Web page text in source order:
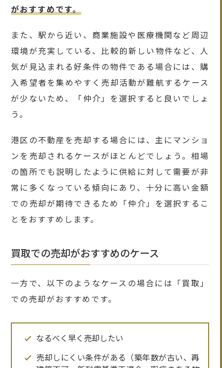
がおすすめです。
また、駅から近い、商業施設や医療機関など周辺
環境が充実している、比較的新しい物件など、人
気が見込まれる好条件の物件である場合には、購
入希望者を集めやすく売却活動が難航するケース
が少ないため、「仲介」を選択すると良いでしょ
う。
港区の不動産を売却する場合には、主にマンショ
ンを売却されるケースがほとんどでしょう。相場
の箇所でも説明したように供給に対して需要が非
常に多くなっている傾向にあり、十分に高い金額
での売却が期待できるため「仲介」を選択するこ
とをおすすめします。
買取での売却がおすすめのケース
一方で、以下のようなケースの場合には「買取」
での売却がおすすめです。
なるべく早く売却したい
売却しにくい条件がある（築年数が古い、再